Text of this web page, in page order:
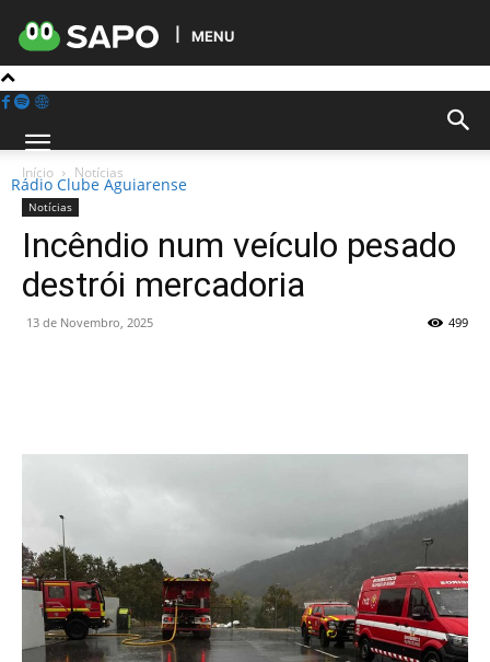
MENU
Rádio Clube Aguiarense
Início Notícias
Notícias
Incêndio num veículo pesado
destrói mercadoria
13 de Novembro, 2025 499